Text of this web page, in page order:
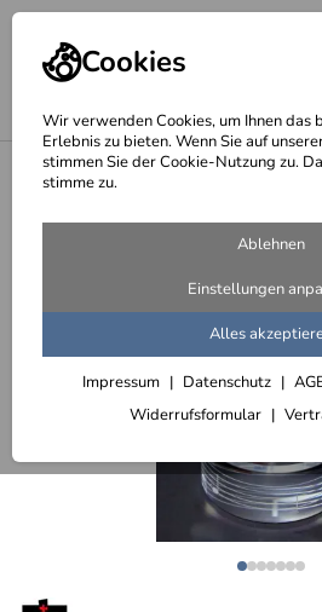
Cookies
Wir verwenden Cookies, um Ihnen das
Erlebnis zu bieten. Wenn Sie auf
stimmen Sie der Cookie-Nutzung zu.
stimme zu.
Ablehnen
Einstellungen
Alles
Impressum Datenschutz
Widerrufsformular
Awards aus Acrylglas und Edelstahl